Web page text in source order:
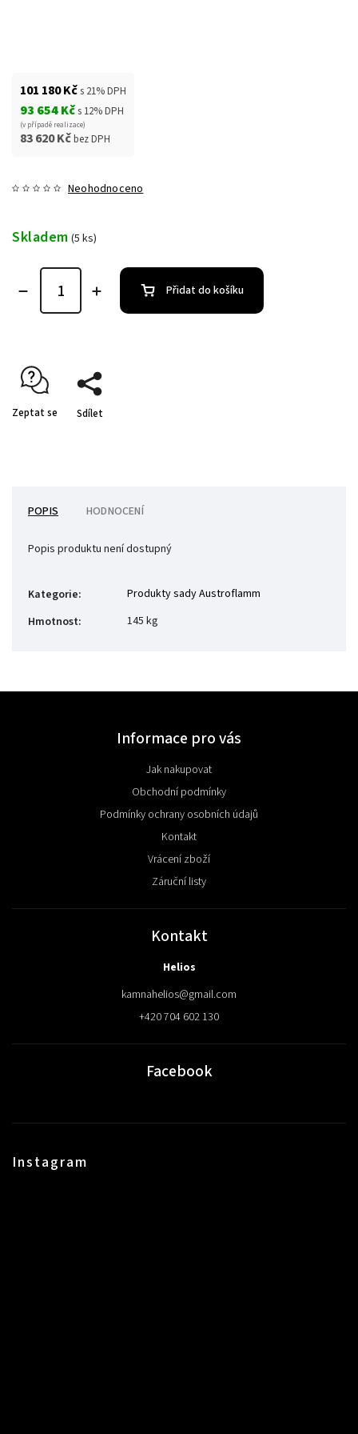
101 180 Kčs 21% DPH
93 654 Kčs 12% DPH
(v případě realizace)
83 620 Kčbez DPH
Neohodnoceno
Skladem (5 ks)
Přidat do košíku
Zeptat se Sdílet
POPIS HODNOCENÍ
Popis produktu není dostupný
Kategorie:
Produkty sady Austroflamm
Hmotnost: 145 kg
Informace pro vás
Jak nakupovat
Obchodní podmínky
Podmínky ochrany osobních údajů
Kontakt
Vrácení zboží
Záruční listy
Kontakt
Helios
kamnahelios@gmail.com
+420 704 602 130
Facebook
Instagram